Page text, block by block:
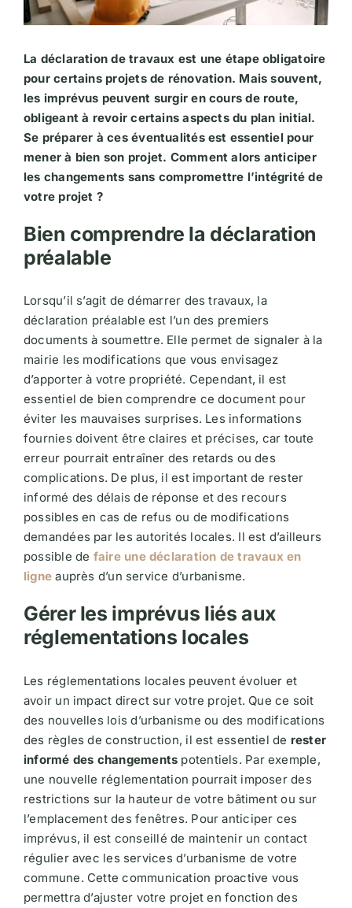
La déclaration de travaux est une étape obligatoire
pour certains projets de rénovation. Mais souvent,
les imprévus peuvent surgir en cours de route,
obligeant à revoir certains aspects du plan initial.
Se préparer à ces éventualités est essentiel pour
mener à bien son projet. Comment alors anticiper
les changements sans compromettre l’intégrité de
votre projet ?
Bien comprendre la déclaration
préalable
Lorsqu’il s’agit de démarrer des travaux, la
déclaration préalable est l’un des premiers
documents à soumettre. Elle permet de signaler à la
mairie les modifications que vous envisagez
d’apporter à votre propriété. Cependant, il est
essentiel de bien comprendre ce document pour
éviter les mauvaises surprises. Les informations
fournies doivent être claires et précises, car toute
erreur pourrait entraîner des retards ou des
complications. De plus, il est important de rester
informé des délais de réponse et des recours
possibles en cas de refus ou de modifications
demandées par les autorités locales. Il est d’ailleurs
possible de faire une déclaration de travaux en
ligne auprès d’un service d’urbanisme.
Gérer les imprévus liés aux
réglementations locales
Les réglementations locales peuvent évoluer et
avoir un impact direct sur votre projet. Que ce soit
des nouvelles lois d’urbanisme ou des modifications
des règles de construction, il est essentiel de rester
informé des changements potentiels. Par exemple,
une nouvelle réglementation pourrait imposer des
restrictions sur la hauteur de votre bâtiment ou sur
l’emplacement des fenêtres. Pour anticiper ces
imprévus, il est conseillé de maintenir un contact
régulier avec les services d’urbanisme de votre
commune. Cette communication proactive vous
permettra d’ajuster votre projet en fonction des